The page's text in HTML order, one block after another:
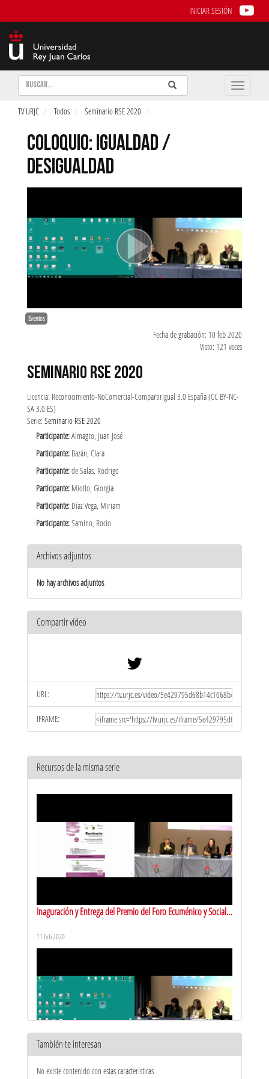
INICIAR SESIÓN
Buscar Enviar
Buscar
Toggle
TV URJC Todos Seminario RSE 2020
COLOQUIO: IGUALDAD /
DESIGUALDAD
Eventos
Fecha de grabación: 10 feb 2020
Visto: 121 veces
SEMINARIO RSE 2020
Licencia: Reconocimiento-NoComercial-CompartirIgual 3.0 España (CC BY-NC-
SA 3.0 ES)
Serie: Seminario RSE 2020
Participante:Almagro, Juan José
Participante: Bazán, Clara
Participante:de Salas, Rodrigo
Participante: Miotto, Giorgia
Participante: Díaz Vega, Miriam
Participante:Samino, Rocío
Archivos adjuntos
No hay archivos adjuntos
Compartir vídeo
URL:
IFRAME:
Recursos de la misma serie
Inaguración y Entrega del Premio del Foro Ecuménico y Social a
11 feb 2020
Coloquio: Igualdad / Desigualdad
También te interesan
No existe contenido con estas características